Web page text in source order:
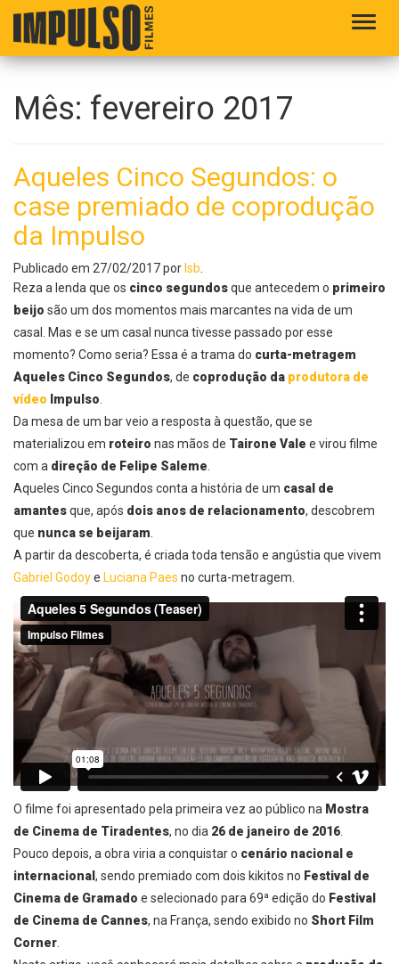
Mês: fevereiro 2017
Aqueles Cinco Segundos: o
case premiado de coprodução
da Impulso
Publicado em 27/02/2017por lsb.
Reza a lenda que os cinco segundosque antecedem o primeiro
beijo são um dos momentos mais marcantes na vida de um
casal. Mas e se um casal nunca tivesse passado por esse
momento? Como seria? Essa é a trama do curta-metragem
Aqueles Cinco Segundos, de coprodução da produtora de
vídeo Impulso.
Da mesa de um bar veio a resposta à questão, que se
materializou em roteiro nas mãos de Tairone Vale e virou filme
com a direção de Felipe Saleme.
Aqueles Cinco Segundos conta a história de um casal de
amantesque, após dois anos de relacionamento, descobrem
que nunca se beijaram.
A partir da descoberta, é criada toda tensão e angústia que vivem
Gabriel Godoye Luciana Paes no curta-metragem.
O filme foi apresentado pela primeira vez ao público na Mostra
de Cinema de Tiradentes, no dia 26 de janeiro de 2016.
Pouco depois, a obra viria a conquistar o cenário nacional e
internacional , sendo premiado com dois kikitos no Festival de
Cinema de Gramado e selecionado para 69ª edição do Festival
de Cinema de Cannes, na França, sendo exibido no Short Film
Corner.